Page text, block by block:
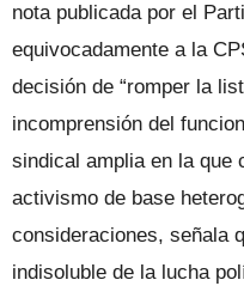
nota publicada por el
equivocadamente a la
decisión de “romper la
incomprensión del
sindical amplia en la que
activismo de base
consideraciones, señala
indisoluble de la lucha